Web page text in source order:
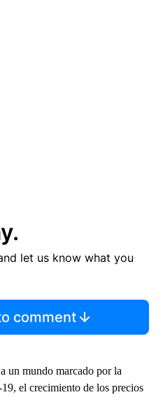
let us know what you
comment
un mundo marcado por la
el crecimiento de los precios